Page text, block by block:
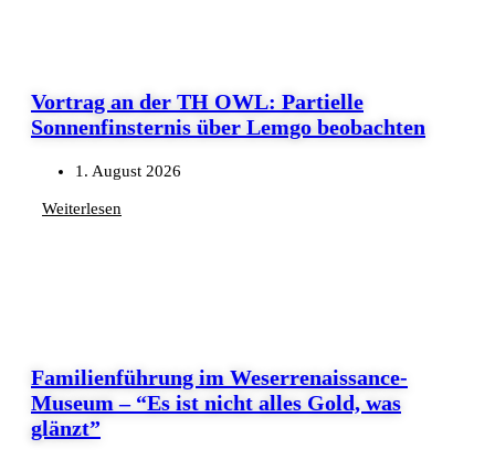
Vortrag an der TH OWL: Partielle
Sonnenfinsternis über Lemgo beobachten
1. August 2026
Weiterlesen
Familienführung im Weserrenaissance-
Museum – “Es ist nicht alles Gold, was
glänzt”